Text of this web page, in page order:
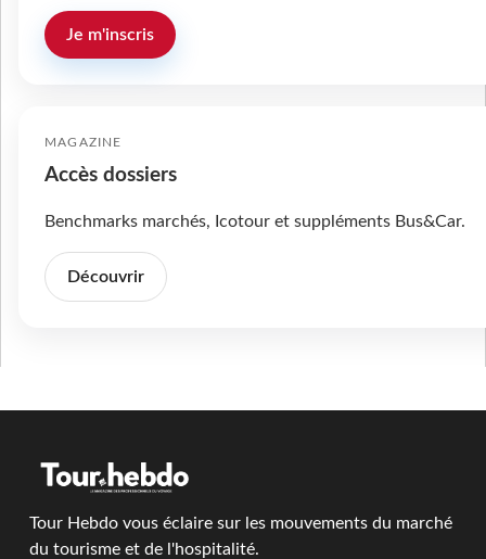
Je m'inscris
MAGAZINE
Accès dossiers
Benchmarks marchés, Icotour et suppléments Bus&Car.
Découvrir
Tour Hebdo vous éclaire sur les mouvements du marché
du tourisme et de l'hospitalité.